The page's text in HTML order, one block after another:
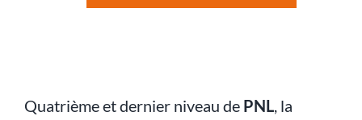
Quatrième et dernier niveau de PNL, la